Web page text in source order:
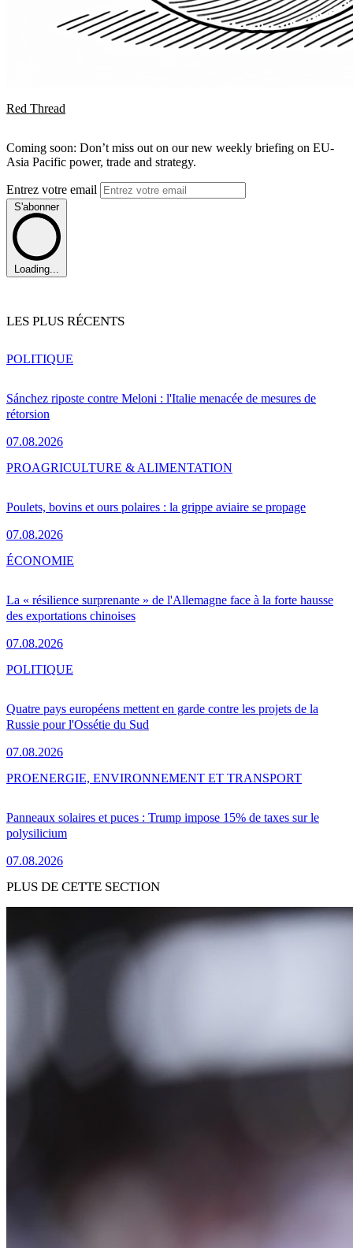
Red Thread
Coming soon: Don’t miss out on our new weekly briefing on EU-
Asia Pacific power, trade and strategy.
Entrez votre email
S'abonner
Loading...
LES PLUS RÉCENTS
Sánchez riposte contre Meloni : l'Italie menacée de mesures de
rétorsion
07.08.2026
POLITIQUE
Poulets, bovins et ours polaires : la grippe aviaire se propage
07.08.2026
PROAGRICULTURE & ALIMENTATION
La « résilience surprenante » de l'Allemagne face à la forte hausse
des exportations chinoises
07.08.2026
ÉCONOMIE
Quatre pays européens mettent en garde contre les projets de la
Russie pour l'Ossétie du Sud
07.08.2026
POLITIQUE
Panneaux solaires et puces : Trump impose 15% de taxes sur le
polysilicium
07.08.2026
PROENERGIE, ENVIRONNEMENT ET TRANSPORT
PLUS DE CETTE SECTION